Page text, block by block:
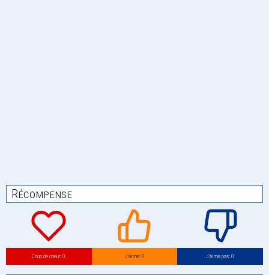
Récompense
Coup de coeur: 0 J’aime: 0 J’aime pas: 0